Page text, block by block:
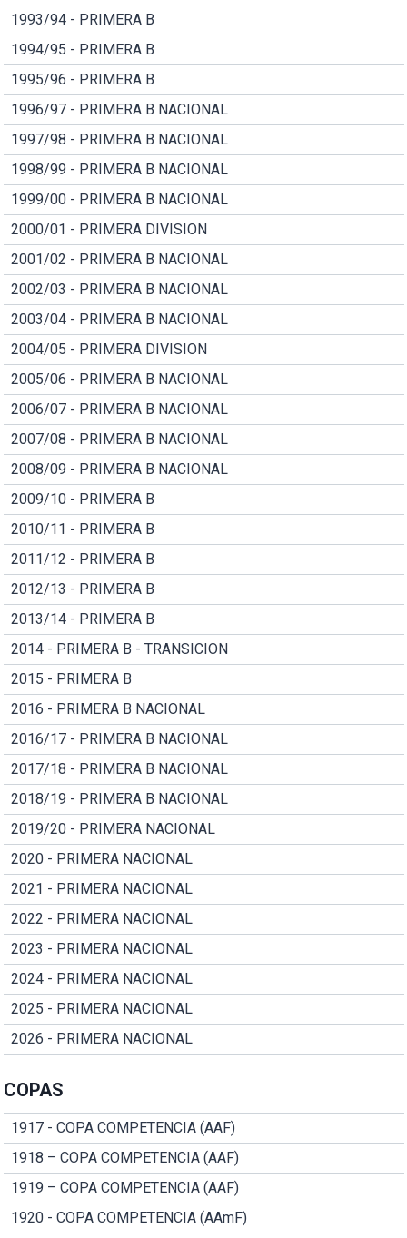
1993/94 - PRIMERA B
1994/95 - PRIMERA B
1995/96 - PRIMERA B
1996/97 - PRIMERA B NACIONAL
1997/98 - PRIMERA B NACIONAL
1998/99 - PRIMERA B NACIONAL
1999/00 - PRIMERA B NACIONAL
2000/01 - PRIMERA DIVISION
2001/02 - PRIMERA B NACIONAL
2002/03 - PRIMERA B NACIONAL
2003/04 - PRIMERA B NACIONAL
2004/05 - PRIMERA DIVISION
2005/06 - PRIMERA B NACIONAL
2006/07 - PRIMERA B NACIONAL
2007/08 - PRIMERA B NACIONAL
2008/09 - PRIMERA B NACIONAL
2009/10 - PRIMERA B
2010/11 - PRIMERA B
2011/12 - PRIMERA B
2012/13 - PRIMERA B
2013/14 - PRIMERA B
2014 - PRIMERA B - TRANSICION
2015 - PRIMERA B
2016 - PRIMERA B NACIONAL
2016/17 - PRIMERA B NACIONAL
2017/18 - PRIMERA B NACIONAL
2018/19 - PRIMERA B NACIONAL
2019/20 - PRIMERA NACIONAL
2020 - PRIMERA NACIONAL
2021 - PRIMERA NACIONAL
2022 - PRIMERA NACIONAL
2023 - PRIMERA NACIONAL
2024 - PRIMERA NACIONAL
2025 - PRIMERA NACIONAL
2026 - PRIMERA NACIONAL
COPAS
1917 - COPA COMPETENCIA (AAF)
1918 – COPA COMPETENCIA (AAF)
1919 – COPA COMPETENCIA (AAF)
1920 - COPA COMPETENCIA (AAmF)